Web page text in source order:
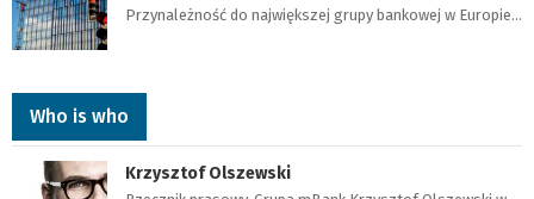
Przynależność do największej grupy bankowej w Europie…
Who is who
Krzysztof Olszewski